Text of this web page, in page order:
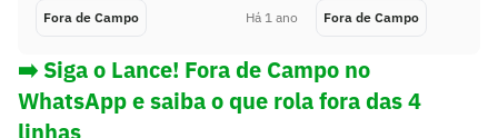
Fora de Campo Há 1 ano Fora de Campo
➡️ Siga o Lance! Fora de Campo no
WhatsApp e saiba o que rola fora das 4
linhas